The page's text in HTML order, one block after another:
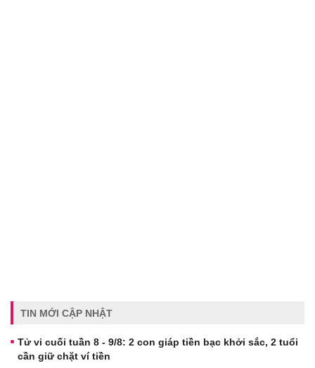
TIN MỚI CẬP NHẬT
Tử vi cuối tuần 8 - 9/8: 2 con giáp tiền bạc khởi sắc, 2 tuổi
cần giữ chặt ví tiền